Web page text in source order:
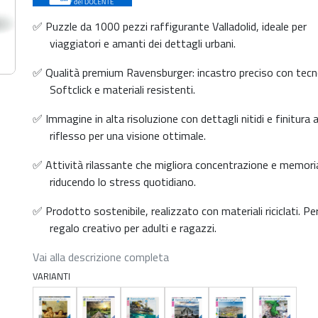
✅ Puzzle da 1000 pezzi raffigurante Valladolid, ideale per
viaggiatori e amanti dei dettagli urbani.
✅ Qualità premium Ravensburger: incastro preciso con
Softclick e materiali resistenti.
✅ Immagine in alta risoluzione con dettagli nitidi e finitura
riflesso per una visione ottimale.
✅ Attività rilassante che migliora concentrazione e
riducendo lo stress quotidiano.
✅ Prodotto sostenibile, realizzato con materiali riciclati.
regalo creativo per adulti e ragazzi.
Vai alla descrizione completa
VARIANTI